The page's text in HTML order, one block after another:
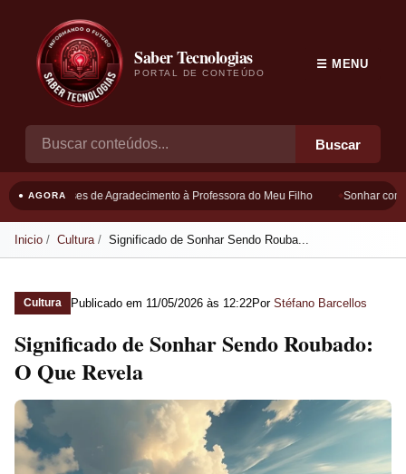
Saber Tecnologias
PORTAL DE CONTEÚDO
Buscar
☰ MENU
● AGORAFrases de Agradecimento à Professora do Meu Filho Sonhar com
Inicio Cultura Significado de Sonhar Sendo Rouba...
Cultura Publicado em 11/05/2026 às 12:22Por Stéfano Barcellos
Significado de Sonhar Sendo Roubado:
O Que Revela